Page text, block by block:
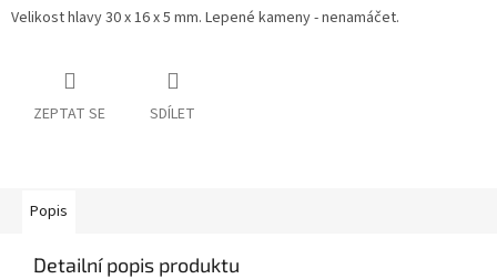
Velikost hlavy 30 x 16 x 5 mm. Lepené kameny - nenamáčet.
ZEPTAT SE SDÍLET
Popis
Detailní popis produktu